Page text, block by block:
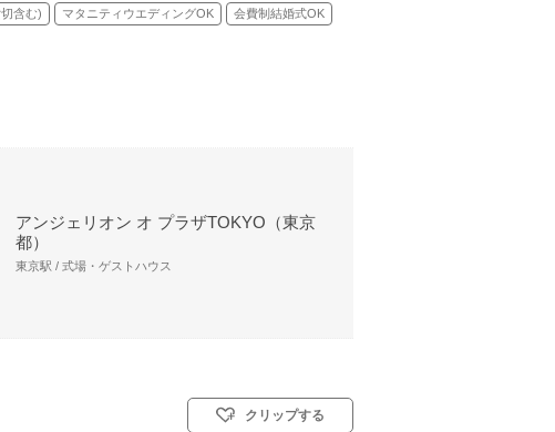
含む) マタニティウエディングOK 会費制結婚式OK
アンジェリオン オ プラザTOKYO（東京
都）
東京駅 / 式場・ゲストハウス
クリップする